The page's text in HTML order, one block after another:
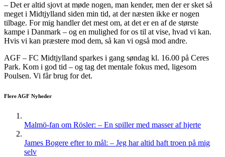
– Det er altid sjovt at møde nogen, man kender, men der er sket så
meget i Midtjylland siden min tid, at der næsten ikke er nogen
tilbage. For mig handler det mest om, at det er en af de største
kampe i Danmark – og en mulighed for os til at vise, hvad vi kan.
Hvis vi kan præstere mod dem, så kan vi også mod andre.
AGF – FC Midtjylland sparkes i gang søndag kl. 16.00 på Ceres
Park. Kom i god tid – og tag det mentale fokus med, ligesom
Poulsen. Vi får brug for det.
Flere AGF Nyheder
Malmö-fan om Rösler: – En spiller med masser af hjerte
James Bogere efter to mål: – Jeg har altid haft troen på mig
selv